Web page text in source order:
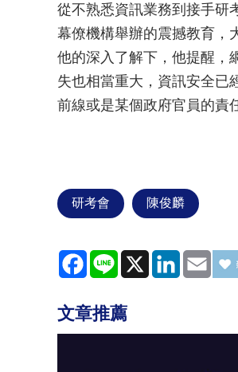
從不熟悉資訊業務到接手研
幕僚機構舉辦的震撼教育，
他的深入了解下，他提醒，
失也相當重大，資訊安全已
前線或是某個政府官員的責
研考會 陳俊麟
Facebook
Line X LinkedIn
文章推薦